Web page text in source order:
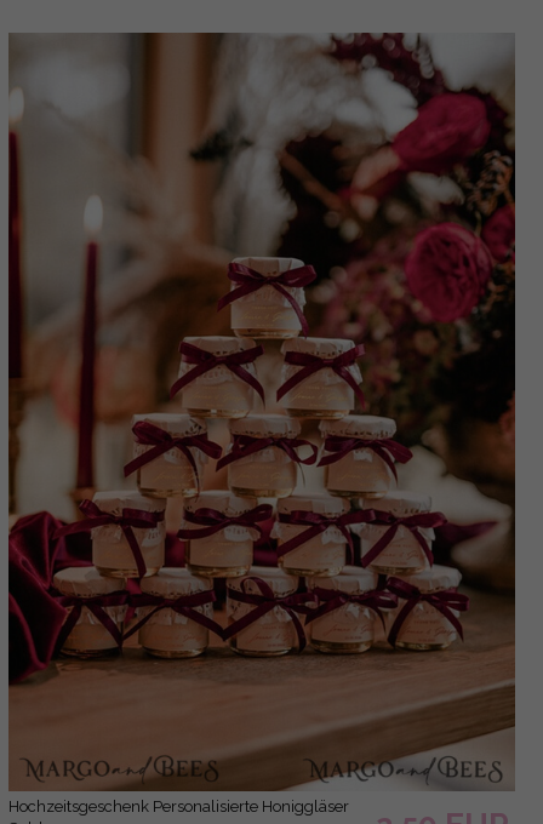
Hochzeitsgeschenk Personalisierte Honiggläser